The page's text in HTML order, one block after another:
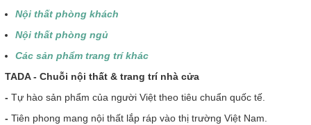
Nội thất phòng khách
Nội thất phòng ngủ
Các sản phẩm trang trí khác
TADA - Chuỗi nội thất & trang trí nhà cửa
- Tự hào sản phẩm của người Việt theo tiêu chuẩn quốc tế.
- Tiên phong mang nội thất lắp ráp vào thị trường Việt Nam.